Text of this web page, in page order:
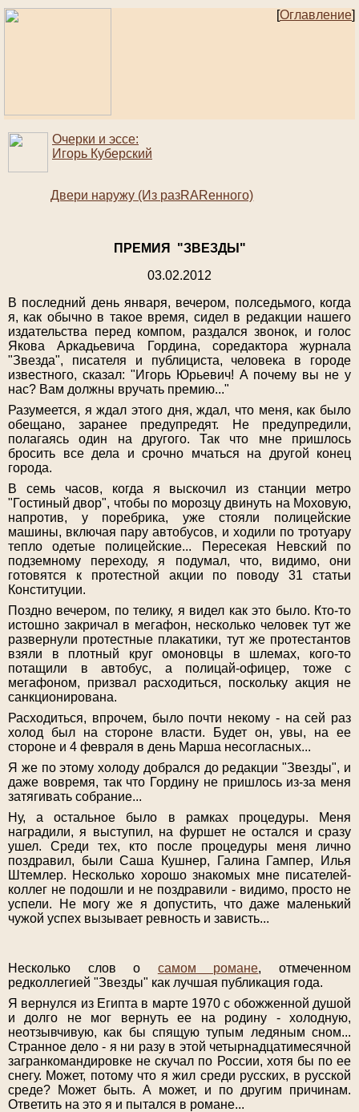
[Оглавление]
Очерки и эссе:
Игорь Куберский
Двери наружу (Из разRARенного)
ПРЕМИЯ "ЗВЕЗДЫ"
03.02.2012
В последний день января, вечером, полседьмого, когда
я, как обычно в такое время, сидел в редакции нашего
издательства перед компом, раздался звонок, и голос
Якова Аркадьевича Гордина, соредактора журнала
"Звезда", писателя и публициста, человека в городе
известного, сказал: "Игорь Юрьевич! А почему вы не у
нас? Вам должны вручать премию..."
Разумеется, я ждал этого дня, ждал, что меня, как было
обещано, заранее предупредят. Не предупредили,
полагаясь один на другого. Так что мне пришлось
бросить все дела и срочно мчаться на другой конец
города.
В семь часов, когда я выскочил из станции метро
"Гостиный двор", чтобы по морозцу двинуть на Моховую,
напротив, у поребрика, уже стояли полицейские
машины, включая пару автобусов, и ходили по тротуару
тепло одетые полицейские... Пересекая Невский по
подземному переходу, я подумал, что, видимо, они
готовятся к протестной акции по поводу 31 статьи
Конституции.
Поздно вечером, по телику, я видел как это было. Кто-то
истошно закричал в мегафон, несколько человек тут же
развернули протестные плакатики, тут же протестантов
взяли в плотный круг омоновцы в шлемах, кого-то
потащили в автобус, а полицай-офицер, тоже с
мегафоном, призвал расходиться, поскольку акция не
санкционирована.
Расходиться, впрочем, было почти некому - на сей раз
холод был на стороне власти. Будет он, увы, на ее
стороне и 4 февраля в день Марша несогласных...
Я же по этому холоду добрался до редакции "Звезды", и
даже вовремя, так что Гордину не пришлось из-за меня
затягивать собрание...
Ну, а остальное было в рамках процедуры. Меня
наградили, я выступил, на фуршет не остался и сразу
ушел. Среди тех, кто после процедуры меня лично
поздравил, были Саша Кушнер, Галина Гампер, Илья
Штемлер. Несколько хорошо знакомых мне писателей-
коллег не подошли и не поздравили - видимо, просто не
успели. Не могу же я допустить, что даже маленький
чужой успех вызывает ревность и зависть...
Несколько слов о самом романе, отмеченном
редколлегией "Звезды" как лучшая публикация года.
Я вернулся из Египта в марте 1970 с обожженной душой
и долго не мог вернуть ее на родину - холодную,
неотзывчивую, как бы спящую тупым ледяным сном...
Странное дело - я ни разу в этой четырнадцатимесячной
загранкомандировке не скучал по России, хотя бы по ее
снегу. Может, потому что я жил среди русских, в русской
среде? Может быть. А может, и по другим причинам.
Ответить на это я и пытался в романе...